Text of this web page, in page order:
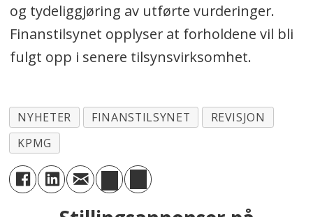
og tydeliggjøring av utførte vurderinger.
Finanstilsynet opplyser at forholdene vil bli
fulgt opp i senere tilsynsvirksomhet.
NYHETER FINANSTILSYNET
REVISJON
KPMG